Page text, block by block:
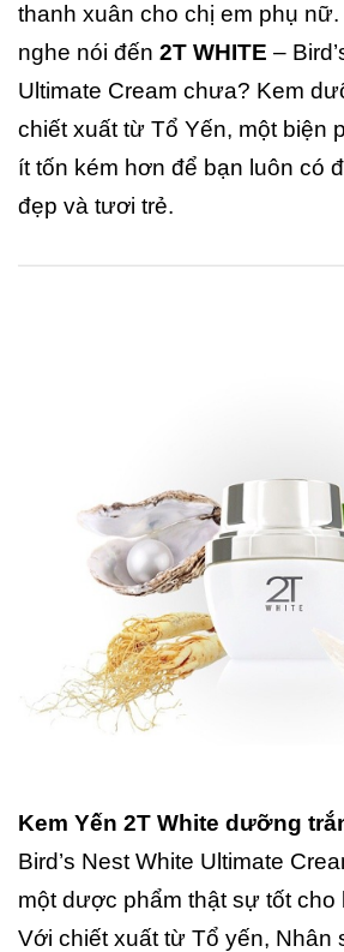
thanh xuân cho chị em phụ
nghe nói đến 2T WHITE –
Ultimate Cream chưa? Kem
chiết xuất từ Tổ Yến, một biện
ít tốn kém hơn để bạn luôn có
đẹp và tươi trẻ.
Kem Yến 2T White dưỡng
Bird’s Nest White Ultimate
một dược phẩm thật sự tốt cho
Với chiết xuất từ Tổ yến, Nhân